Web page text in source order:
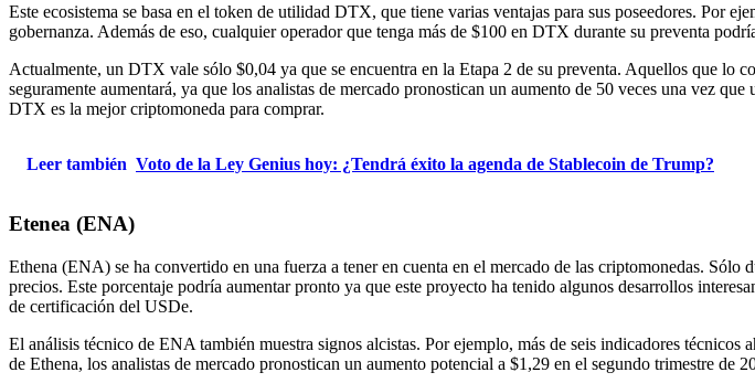
Este ecosistema se basa en el token de utilidad DTX, que tiene varias ventajas para sus poseedores. Por
gobernanza. Además de eso, cualquier operador que tenga más de $100 en DTX durante su preventa
Actualmente, un DTX vale sólo $0,04 ya que se encuentra en la Etapa 2 de su preventa. Aquellos que lo
seguramente aumentará, ya que los analistas de mercado pronostican un aumento de 50 veces una vez
DTX es la mejor criptomoneda para comprar.
Leer también Voto de la Ley Genius hoy: ¿Tendrá éxito la agenda de Stablecoin de Trump?
Etenea (ENA)
Ethena (ENA) se ha convertido en una fuerza a tener en cuenta en el mercado de las criptomonedas.
precios. Este porcentaje podría aumentar pronto ya que este proyecto ha tenido algunos desarrollos
de certificación del USDe.
El análisis técnico de ENA también muestra signos alcistas. Por ejemplo, más de seis indicadores
de Ethena, los analistas de mercado pronostican un aumento potencial a $1,29 en el segundo trimestre de